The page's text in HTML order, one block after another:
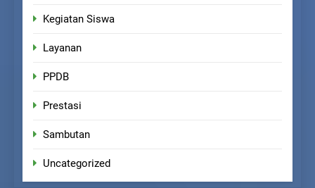
Kegiatan Siswa
Layanan
PPDB
Prestasi
Sambutan
Uncategorized